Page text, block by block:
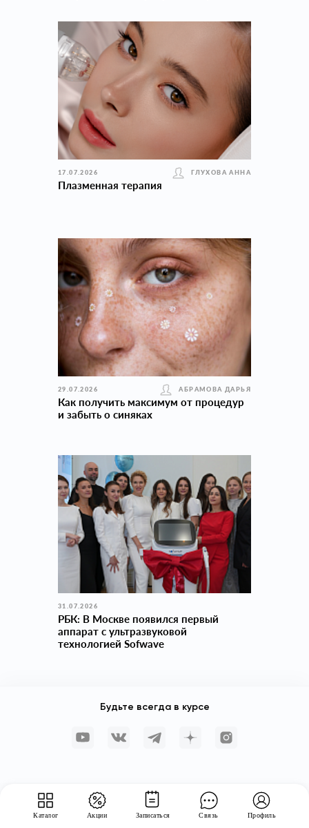
Каталог Акции Записаться Связь Профиль
17.07.2026 ГЛУХОВА АННА
Плазменная терапия
29.07.2026 АБРАМОВА ДАРЬЯ
Как получить максимум от процедур
и забыть о синяках
31.07.2026
РБК: В Москве появился первый
аппарат с ультразвуковой
технологией Sofwave
Будьте всегда в курсе